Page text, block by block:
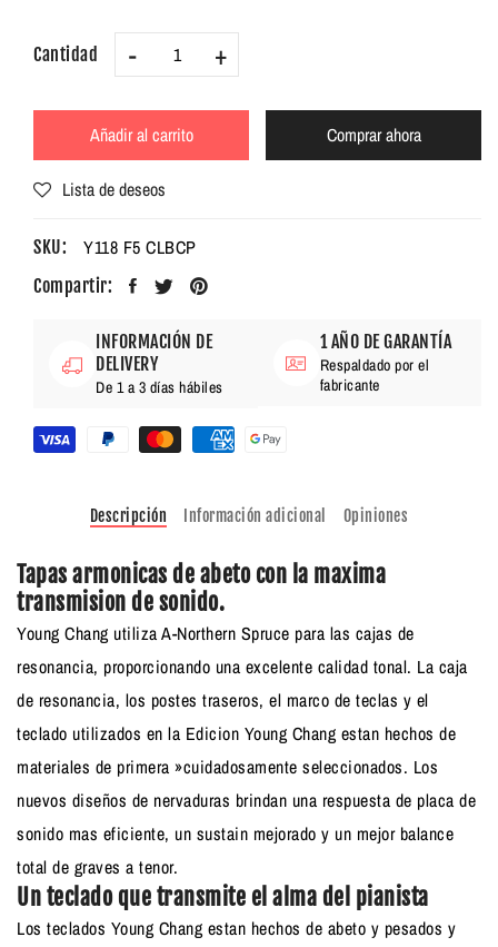
Cantidad - +
Añadir al carrito Comprar ahora
Lista de deseos
SKU: Y118 F5 CLBCP
Compartir:
INFORMACIÓN DE
DELIVERY
De 1 a 3 días hábiles
1 AÑO DE GARANTÍA
Respaldado por el
fabricante
Descripción Información adicional Opiniones
Tapas armonicas de abeto con la maxima
transmision de sonido.
Young Chang utiliza A-Northern Spruce para las cajas de
resonancia, proporcionando una excelente calidad tonal. La caja
de resonancia, los postes traseros, el marco de teclas y el
teclado utilizados en la Edicion Young Chang estan hechos de
materiales de primera »cuidadosamente seleccionados. Los
nuevos diseños de nervaduras brindan una respuesta de placa de
sonido mas eficiente, un sustain mejorado y un mejor balance
total de graves a tenor.
Un teclado que transmite el alma del pianista
Los teclados Young Chang estan hechos de abeto y pesados ​​y